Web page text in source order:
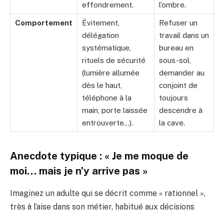
effondrement.
l’ombre.
Comportement
Évitement,
délégation
systématique,
rituels de sécurité
(lumière allumée
dès le haut,
téléphone à la
main, porte laissée
entrouverte…).
Refuser un
travail dans un
bureau en
sous-sol,
demander au
conjoint de
toujours
descendre à
la cave.
Anecdote typique : « Je me moque de
moi… mais je n’y arrive pas »
Imaginez un adulte qui se décrit comme « rationnel »,
très à l’aise dans son métier, habitué aux décisions